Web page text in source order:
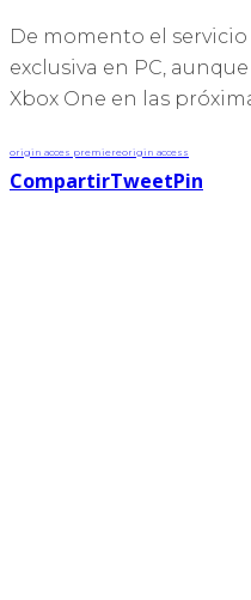
De momento el
exclusiva en PC,
Xbox One en las
origin acces premiereorigin access
CompartirTweetPin